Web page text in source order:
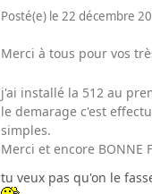
Posté(e) le 22 décembre
Merci à tous pour vos
j'ai installé la 512 au
le demarage c'est
simples.
Merci et encore BONNE
tu veux pas qu'on le